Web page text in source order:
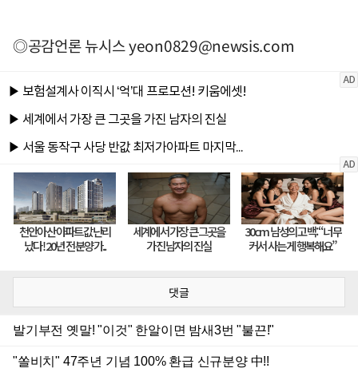
◎공감언론 뉴시스yeon0829@newsis.com
댓글